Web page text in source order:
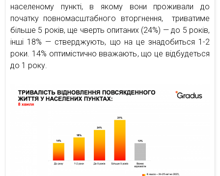
населеному пункті, в якому вони проживали до
початку повномасштабного вторгнення, триватиме
більше 5 років, ще чверть опитаних (24%) — до 5 років,
інші 18% — стверджують, що на це знадобиться 1-2
роки. 14% оптимістично вважають, що це відбудеться
до 1 року.